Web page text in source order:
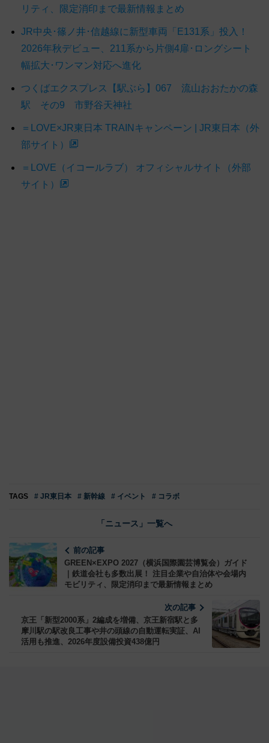
リティ、限定消印まで最新情報まとめ
JR中央･篠ノ井･信越線に新型車両「E131系」投入！
2026年秋デビュー、211系から片側4扉･ロングシート
幅拡大･ワンマン対応へ進化
つくばエクスプレス【駅ぶら】067 流山おおたかの森
駅 その9 市野谷天神社
＝LOVE×JR東日本 TRAINキャンペーン | JR東日本（外
部サイト）
＝LOVE（イコールラブ） オフィシャルサイト（外部
サイト）
TAGS # JR東日本 # 新幹線 # イベント # コラボ
「ニュース」一覧へ
前の記事
GREEN×EXPO 2027（横浜国際園芸博覧会）ガイド
｜鉄道会社も多数出展！ 注目企業や自治体や会場内
モビリティ、限定消印まで最新情報まとめ
次の記事
京王「新型2000系」2編成を増備、京王新宿駅と多
摩川駅の駅改良工事や井の頭線の自動運転実証、AI
活用も推進、2026年度設備投資438億円